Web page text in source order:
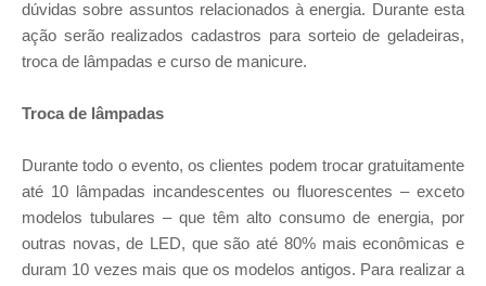
dúvidas sobre assuntos relacionados à energia. Durante esta
ação serão realizados cadastros para sorteio de geladeiras,
troca de lâmpadas e curso de manicure.
Troca de lâmpadas
Durante todo o evento, os clientes podem trocar gratuitamente
até 10 lâmpadas incandescentes ou fluorescentes – exceto
modelos tubulares – que têm alto consumo de energia, por
outras novas, de LED, que são até 80% mais econômicas e
duram 10 vezes mais que os modelos antigos. Para realizar a